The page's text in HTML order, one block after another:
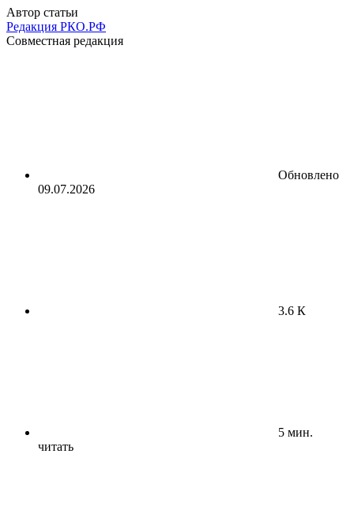
Автор статьи
Редакция РКО.РФ
Совместная редакция
Обновлено
09.07.2026
3.6 К
5 мин.
читать